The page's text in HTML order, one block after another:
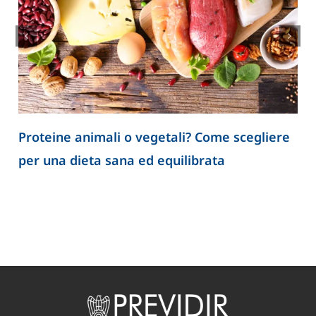
Proteine animali o vegetali? Come scegliere
per una dieta sana ed equilibrata